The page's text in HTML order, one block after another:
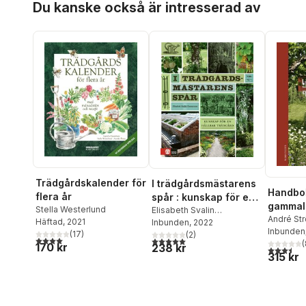
Kling,Åsa Setterby
Matti Shevchenko Sandin,
André Strömqvist,Kolbjörn
Wærn
Du kanske också är intresserad av
Trädgårdskalender för
flera år
Stella Westerlund
Häftad, 2021
4,0utav 5 stjärnor. Totalt antal röster:
(17)
170 kr
I trädgårdsmästarens
spår : kunskap för en
hållbar trädgård
Elisabeth Svalin
Gunnarsson
Inbunden, 2022
5,0utav 5 stjärnor. Totalt antal röster:
(2)
238 kr
André
Inbunden
3,5utav 5(
315 kr